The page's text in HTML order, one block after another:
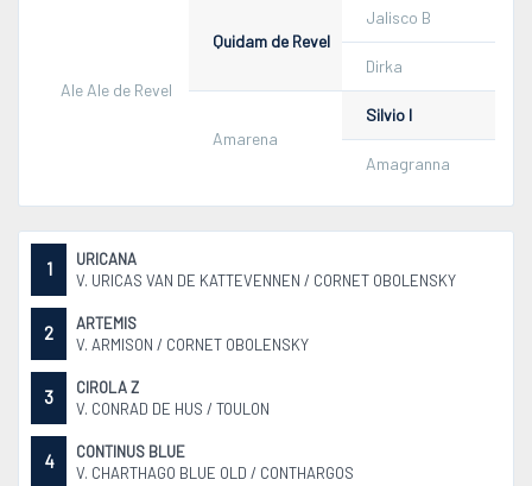
Ale Ale de Revel
Quidam de Revel
Jalisco B
Dirka
Amarena
Silvio I
Amagranna
1
URICANA
V. URICAS VAN DE KATTEVENNEN / CORNET OBOLENSKY
2
ARTEMIS
V. ARMISON / CORNET OBOLENSKY
3
CIROLA Z
V. CONRAD DE HUS / TOULON
4
CONTINUS BLUE
V. CHARTHAGO BLUE OLD / CONTHARGOS